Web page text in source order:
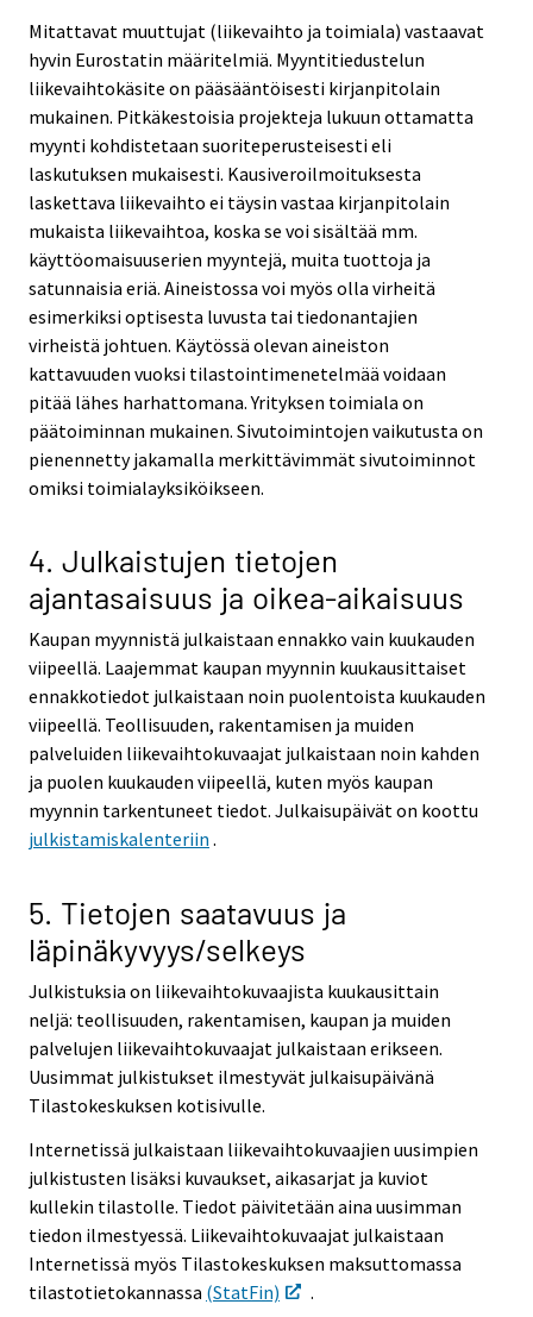
Mitattavat muuttujat (liikevaihto ja toimiala) vastaavat
hyvin Eurostatin määritelmiä. Myyntitiedustelun
liikevaihtokäsite on pääsääntöisesti kirjanpitolain
mukainen. Pitkäkestoisia projekteja lukuun ottamatta
myynti kohdistetaan suoriteperusteisesti eli
laskutuksen mukaisesti. Kausiveroilmoituksesta
laskettava liikevaihto ei täysin vastaa kirjanpitolain
mukaista liikevaihtoa, koska se voi sisältää mm.
käyttöomaisuuserien myyntejä, muita tuottoja ja
satunnaisia eriä. Aineistossa voi myös olla virheitä
esimerkiksi optisesta luvusta tai tiedonantajien
virheistä johtuen. Käytössä olevan aineiston
kattavuuden vuoksi tilastointimenetelmää voidaan
pitää lähes harhattomana. Yrityksen toimiala on
päätoiminnan mukainen. Sivutoimintojen vaikutusta on
pienennetty jakamalla merkittävimmät sivutoiminnot
omiksi toimialayksiköikseen.
4. Julkaistujen tietojen
ajantasaisuus ja oikea-aikaisuus
Kaupan myynnistä julkaistaan ennakko vain kuukauden
viipeellä. Laajemmat kaupan myynnin kuukausittaiset
ennakkotiedot julkaistaan noin puolentoista kuukauden
viipeellä. Teollisuuden, rakentamisen ja muiden
palveluiden liikevaihtokuvaajat julkaistaan noin kahden
ja puolen kuukauden viipeellä, kuten myös kaupan
myynnin tarkentuneet tiedot. Julkaisupäivät on koottu
julkistamiskalenteriin .
5. Tietojen saatavuus ja
läpinäkyvyys/selkeys
Julkistuksia on liikevaihtokuvaajista kuukausittain
neljä: teollisuuden, rakentamisen, kaupan ja muiden
palvelujen liikevaihtokuvaajat julkaistaan erikseen.
Uusimmat julkistukset ilmestyvät julkaisupäivänä
Tilastokeskuksen kotisivulle.
Internetissä julkaistaan liikevaihtokuvaajien uusimpien
julkistusten lisäksi kuvaukset, aikasarjat ja kuviot
kullekin tilastolle. Tiedot päivitetään aina uusimman
tiedon ilmestyessä. Liikevaihtokuvaajat julkaistaan
Internetissä myös Tilastokeskuksen maksuttomassa
tilastotietokannassa (StatFin) .